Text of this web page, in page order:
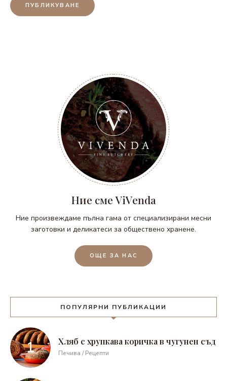
Ние сме ViVenda
Ние произвеждаме пълна гама от специализирани месни
заготовки и деликатеси за обществено хранене.
ОЩЕ ЗА НАС
ПОПУЛЯРНИ ПУБЛИКАЦИИ
Хляб с хрупкава коричка в чугунен съд
Печива / Рецепти